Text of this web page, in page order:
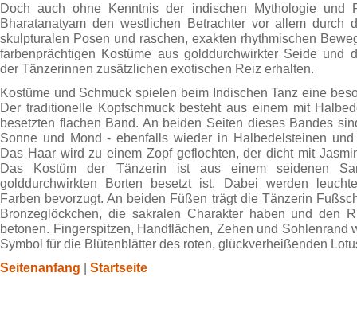
Doch auch ohne Kenntnis der indischen Mythologie und
Bharatanatyam den westlichen Betrachter vor allem durch
skulpturalen Posen und raschen, exakten rhythmischen
farbenprächtigen Kostüme aus golddurchwirkter Seide und
der Tänzerinnen zusätzlichen exotischen Reiz erhalten.
Kostüme und Schmuck spielen beim Indischen Tanz eine
Der traditionelle Kopfschmuck besteht aus einem mit
besetzten flachen Band. An beiden Seiten dieses Bandes
Sonne und Mond - ebenfalls wieder in Halbedelsteinen
Das Haar wird zu einem Zopf geflochten, der dicht mit
Das Kostüm der Tänzerin ist aus einem seidenen
golddurchwirkten Borten besetzt ist. Dabei werden
Farben bevorzugt. An beiden Füßen trägt die Tänzerin
Bronzeglöckchen, die sakralen Charakter haben und den
betonen. Fingerspitzen, Handflächen, Zehen und Sohlenrand
Symbol für die Blütenblätter des roten, glückverheißenden
Seitenanfang | Startseite